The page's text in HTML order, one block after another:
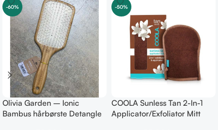
-60%
Olivia Garden – Ionic
Bambus hårbørste Detangle
-50%
COOLA Sunless Tan 2-In-1
Applicator/Exfoliator Mitt